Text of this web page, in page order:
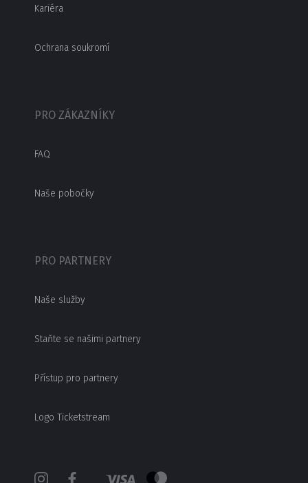
Kariéra
Ochrana soukromí
PRO ZÁKAZNÍKY
FAQ
Naše pobočky
PRO PARTNERY
Naše služby
Staňte se našimi partnery
Přístup pro partnery
Logo Ticketstream